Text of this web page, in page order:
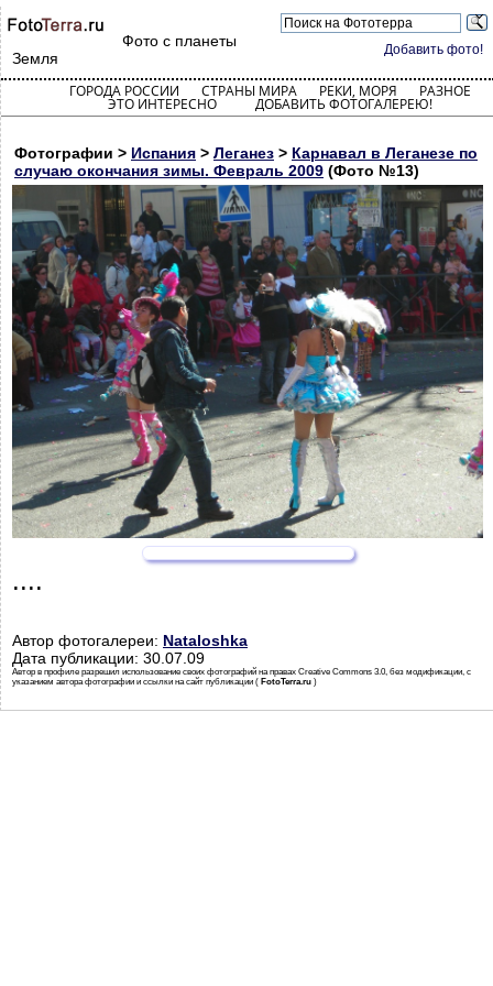
Добавить фото!
Фото с планеты
Земля
ГОРОДА РОССИИ СТРАНЫ МИРА РЕКИ, МОРЯ РАЗНОЕ
ЭТО ИНТЕРЕСНО ДОБАВИТЬ ФОТОГАЛЕРЕЮ!
Фотографии > Испания > Леганез > Карнавал в Леганезе по
случаю окончания зимы. Февраль 2009 (Фото №13)
....
Автор фотогалереи: Nataloshka
Дата публикации: 30.07.09
Автор в профиле разрешил использование своих фотографий на правах Creative Commons 3.0, без модификации, с
указанием автора фотографии и ссылки на сайт публикации ( FotoTerra.ru )